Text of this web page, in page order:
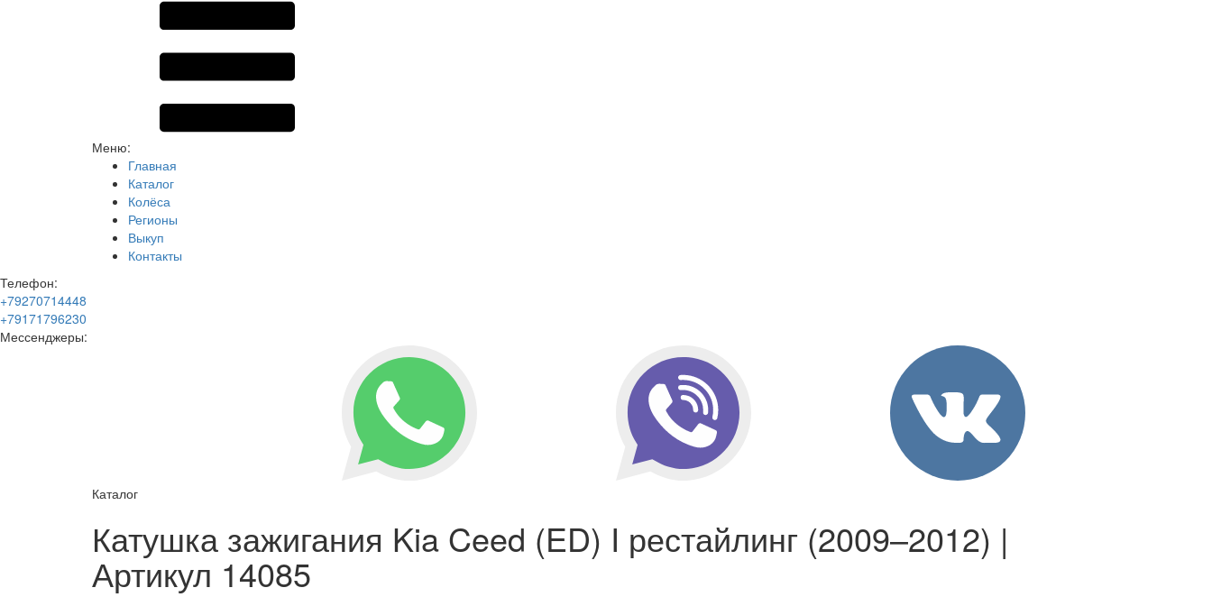
Меню:
Главная
Каталог
Колёса
Регионы
Выкуп
Контакты
Телефон:
+79270714448
+79171796230
Мессенджеры:
Каталог
Катушка зажигания Kia Ceed (ED) I рестайлинг (2009–2012) |
Артикул 14085